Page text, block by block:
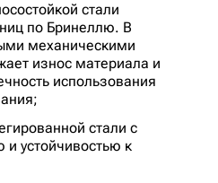
стали
по Бринеллю. В
механическими
износ материала и
использования
стали с
и устойчивостью к